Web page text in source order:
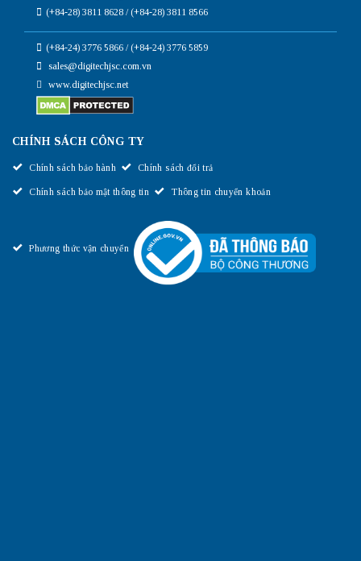
(+84-28) 3811 8628 / (+84-28) 3811 8566
(+84-24) 3776 5866 / (+84-24) 3776 5859
sales@digitechjsc.com.vn
www.digitechjsc.net
CHÍNH SÁCH CÔNG TY
Chính sách bảo hành Chính sách đổi trả
Chính sách bảo mật thông tin Thông tin chuyển khoản
Phương thức vận chuyển